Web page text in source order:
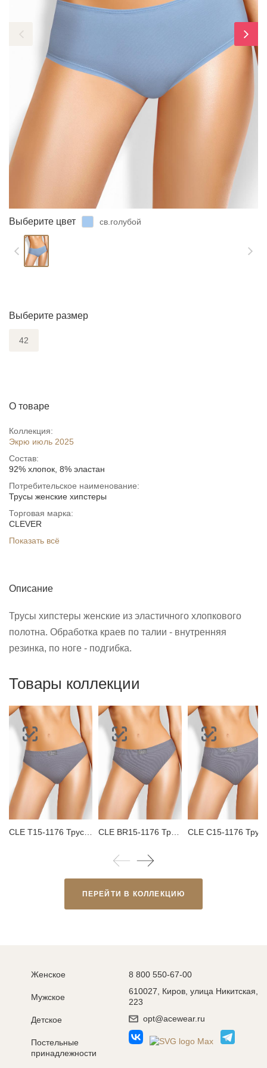
Выберите цвет св.голубой
Выберите размер
42
О товаре
Коллекция:
Экрю июль 2025
Состав:
92% хлопок, 8% эластан
Потребительское наименование:
Трусы женские хипстеры
Торговая марка:
CLEVER
Показать всё
Описание
Трусы хипстеры женские из эластичного хлопкового
полотна. Обработка краев по талии - внутренняя
резинка, по ноге - подгибка.
Товары коллекции
ПЕРЕЙТИ В КОЛЛЕКЦИЮ
Женское
Мужское
Детское
Постельные
принадлежности
8 800 550-67-00
610027, Киров, улица Никитская,
223
opt@acewear.ru